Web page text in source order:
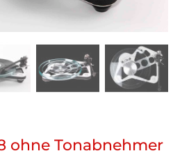
ohne Tonabnehmer